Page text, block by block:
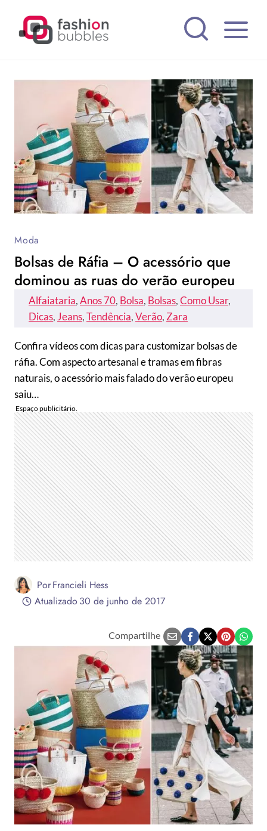
Moda
Bolsas de Ráfia – O acessório que
dominou as ruas do verão europeu
Alfaiataria, Anos 70, Bolsa, Bolsas, Como Usar
Dicas, Jeans, Tendência, Verão, Zara
Confira vídeos com dicas para customizar bolsas de
ráfia. Com aspecto artesanal e tramas em fibras
naturais, o acessório mais falado do verão europeu
saiu…
PorFrancieli Hess
Atualizado30 de junho de 2017
Compartilhe